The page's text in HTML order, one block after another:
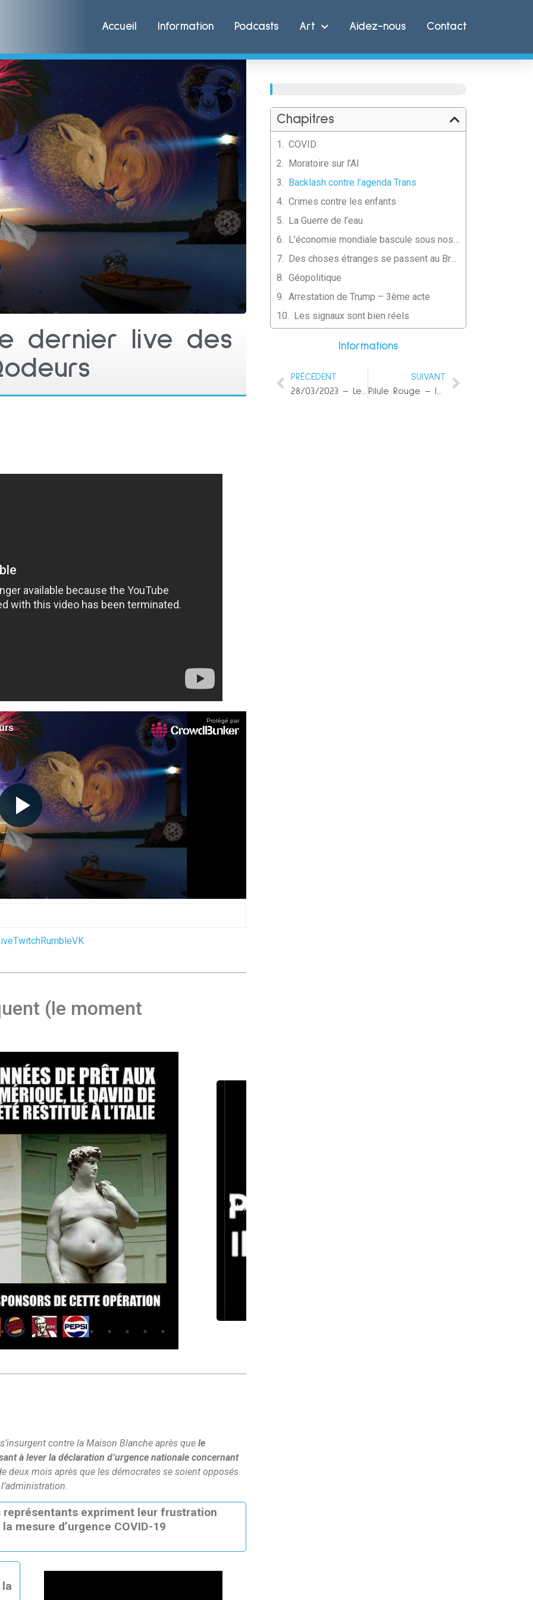
Accueil Information Podcasts Art Aidez-nous Contact
dernier live des
nos yeux
Brésil
TwitchRumbleVK
(le moment
Next
contre la Maison Blanche après que le
à lever la déclaration d’urgence nationale concernant
deux mois après que les démocrates se soient opposés
représentants expriment leur frustration
mesure d’urgence COVID-19
Chapitres
COVID
Moratoire sur l’AI
Backlash contre l’agenda Trans
Crimes contre les enfants
La Guerre de l’eau
L’économie mondiale bascule sous nos yeux
Des choses étranges se passent au Brésil
Géopolitique
Arrestation de Trump – 3ème acte
Les signaux sont bien réels
Informations
PRÉCÉDENT
SUIVANT